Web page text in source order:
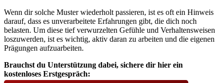
Wenn dir solche Muster wiederholt passieren, ist es oft ein Hinweis
darauf, dass es unverarbeitete Erfahrungen gibt, die dich noch
belasten. Um diese tief verwurzelten Gefühle und Verhaltensweisen
loszuwerden, ist es wichtig, aktiv daran zu arbeiten und die eigenen
Prägungen aufzuarbeiten.
Brauchst du Unterstützung dabei, sichere dir hier ein
kostenloses Erstgespräch: